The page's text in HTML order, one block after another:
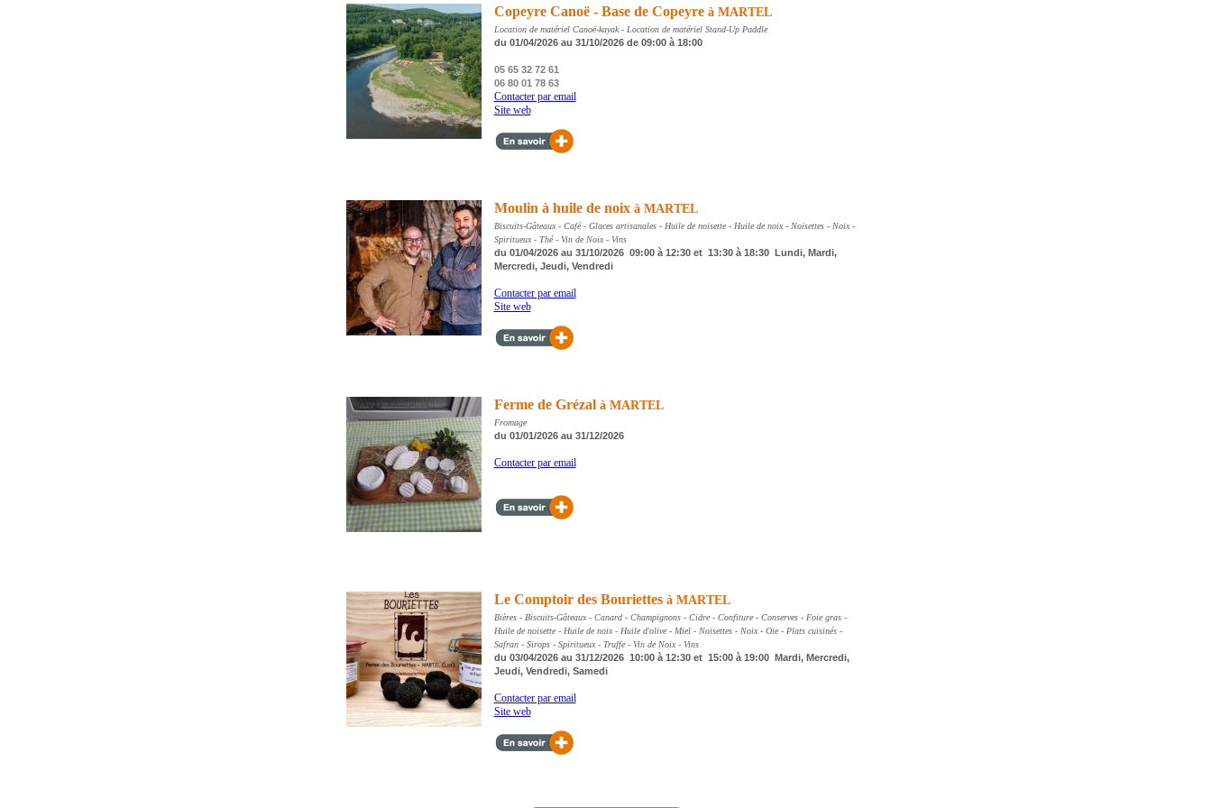
Copeyre Canoë - Base de Copeyre à MARTEL
Location de matériel Canoë-kayak - Location de matériel Stand-Up Paddle
du 01/04/2026 au 31/10/2026 de 09:00 à 18:00
05 65 32 72 61
06 80 01 78 63
Contacter par email
Site web
Moulin à huile de noix à MARTEL
Biscuits-Gâteaux - Café - Glaces artisanales - Huile de noisette - Huile de noix - Noisettes - Noix -
Spiritueux - Thé - Vin de Noix - Vins
du 01/04/2026 au 31/10/2026 09:00 à 12:30 et 13:30 à 18:30 Lundi, Mardi,
Mercredi, Jeudi, Vendredi
Contacter par email
Site web
Ferme de Grézal à MARTEL
Fromage
du 01/01/2026 au 31/12/2026
Contacter par email
Le Comptoir des Bouriettes à MARTEL
Bières - Biscuits-Gâteaux - Canard - Champignons - Cidre - Confiture - Conserves - Foie gras -
Huile de noisette - Huile de noix - Huile d'olive - Miel - Noisettes - Noix - Oie - Plats cuisinés -
Safran - Sirops - Spiritueux - Truffe - Vin de Noix - Vins
du 03/04/2026 au 31/12/2026 10:00 à 12:30 et 15:00 à 19:00 Mardi, Mercredi,
Jeudi, Vendredi, Samedi
Contacter par email
Site web